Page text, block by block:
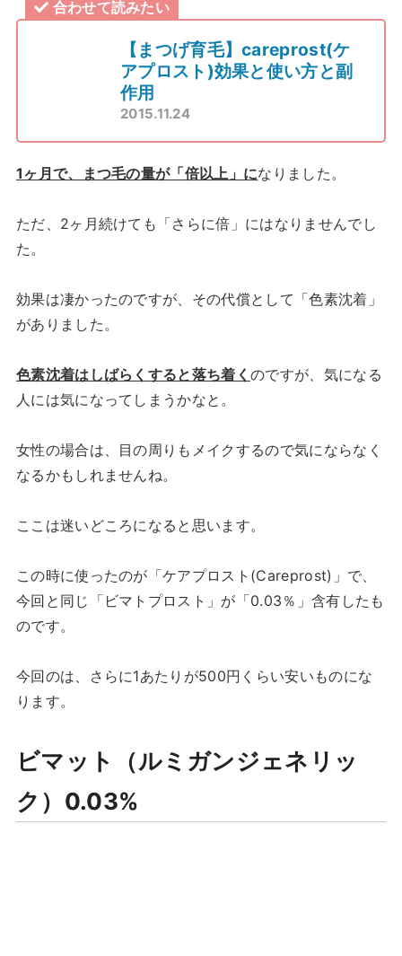
合わせて読みたい
【まつげ育毛】careprost(ケ
アプロスト)効果と使い方と副
作用
2015.11.24
1ヶ月で、まつ毛の量が「倍以上」になりました。
ただ、2ヶ月続けても「さらに倍」にはなりませんでし
た。
効果は凄かったのですが、その代償として「色素沈着」
がありました。
色素沈着はしばらくすると落ち着くのですが、気になる
人には気になってしまうかなと。
女性の場合は、目の周りもメイクするので気にならなく
なるかもしれませんね。
ここは迷いどころになると思います。
この時に使ったのが「ケアプロスト(Careprost)」で、
今回と同じ「ビマトプロスト」が「0.03％」含有したも
のです。
今回のは、さらに1あたりが500円くらい安いものにな
ります。
ビマット（ルミガンジェネリッ
ク）0.03%